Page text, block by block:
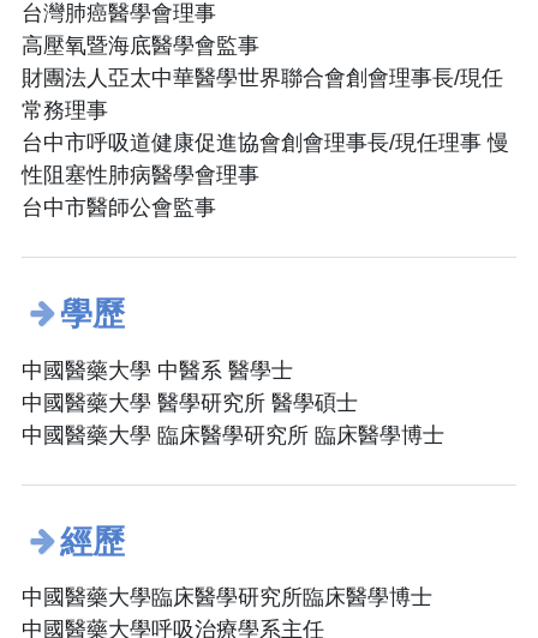
台灣肺癌醫學會理事
高壓氧暨海底醫學會監事
財團法人亞太中華醫學世界聯合會創會理事長/現任
常務理事
台中市呼吸道健康促進協會創會理事長/現任理事 慢
性阻塞性肺病醫學會理事
台中市醫師公會監事
學歷
中國醫藥大學 中醫系 醫學士
中國醫藥大學 醫學研究所 醫學碩士
中國醫藥大學 臨床醫學研究所 臨床醫學博士
經歷
中國醫藥大學臨床醫學研究所臨床醫學博士
中國醫藥大學呼吸治療學系主任